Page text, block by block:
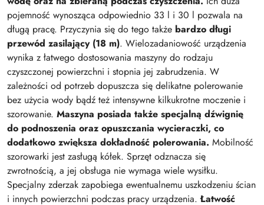
pojemność wynosząca odpowiednio 33 l i 30 l pozwala na
długą pracę. Przyczynia się do tego także bardzo długi
przewód zasilający (18 m). Wielozadaniowość urządzenia
wynika z łatwego dostosowania maszyny do rodzaju
czyszczonej powierzchni i stopnia jej zabrudzenia. W
zależności od potrzeb dopuszcza się delikatne polerowanie
bez użycia wody bądź też intensywne kilkukrotne moczenie i
szorowanie. Maszyna posiada także specjalną dźwignię
do podnoszenia oraz opuszczania wycieraczki, co
dodatkowo zwiększa dokładność polerowania. Mobilność
szorowarki jest zasługą kółek. Sprzęt odznacza się
zwrotnością, a jej obsługa nie wymaga wiele wysiłku.
Specjalny zderzak zapobiega ewentualnemu uszkodzeniu ścian
i innych powierzchni podczas pracy urządzenia. Łatwość